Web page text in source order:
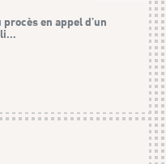
en appel d’un